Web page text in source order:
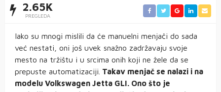
2.65K
PREGLEDA
Iako su mnogi mislili da će manuelni menjači do sada
već nestati, oni još uvek snažno zadržavaju svoje
mesto na tržištu i u srcima onih koji ne žele da se
prepuste automatizaciji. Takav menjač se nalazi i na
modelu Volkswagen Jetta GLI. Ono što je